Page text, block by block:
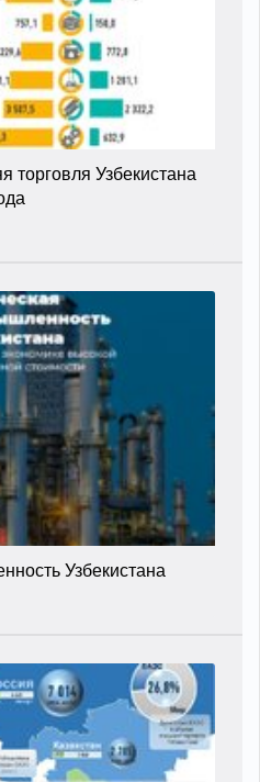
Узбекистана
Узбекистана